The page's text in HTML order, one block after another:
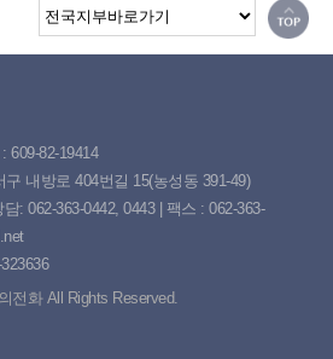
609-82-19414
내방로 404번길 15(농성동 391-49)
: 062-363-0442, 0443 | 팩스 : 062-363-
전화 All Rights Reserved.